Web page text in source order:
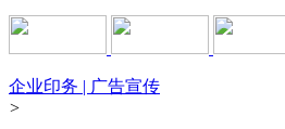
企业印务 | 广告宣传
>